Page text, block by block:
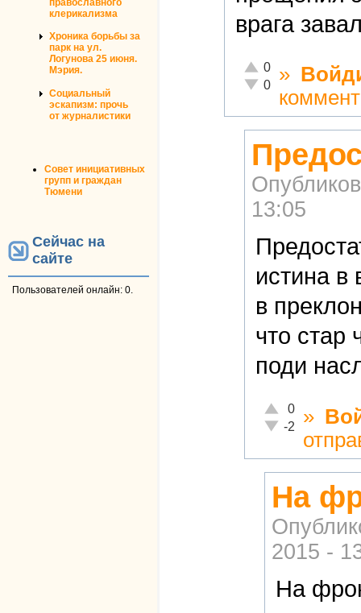
православного
клерикализма
Хроника борьбы за
парк на ул.
Логунова 25 июня.
Мэрия.
Социальный
эскапизм: прочь
от журналистики
Совет инициативных
групп и граждан
Тюмени
Сейчас на
сайте
Пользователей онлайн: 0.
врага
Отлично!
0
Неадекватно!
0 »
13:05
истина в
в
что стар
поди
Отлично!
0
Неадекватно!
-2 »
На
2015 -
На